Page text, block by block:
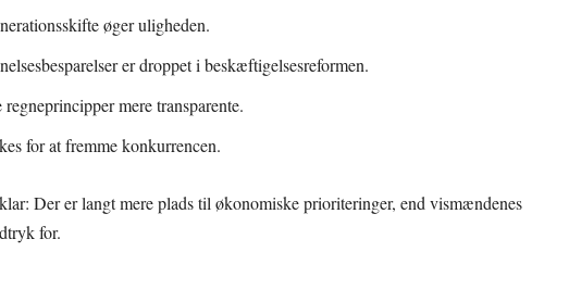
øger uligheden.
er droppet i beskæftigelsesreformen.
mere transparente.
for at fremme konkurrencen.
Der er langt mere plads til økonomiske prioriteringer, end vismændenes
for.